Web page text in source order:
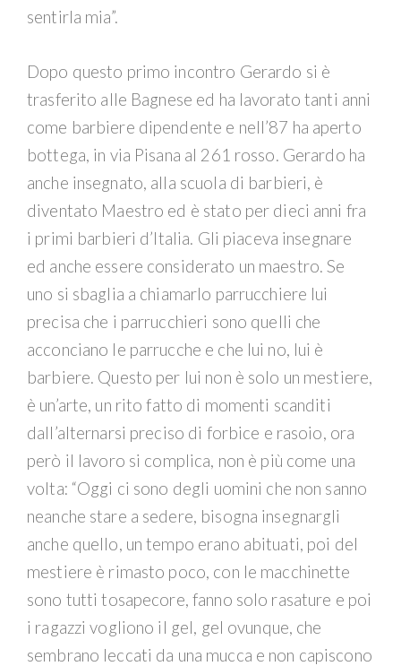
sentirla mia”.
Dopo questo primo incontro Gerardo si è
trasferito alle Bagnese ed ha lavorato tanti anni
come barbiere dipendente e nell’87 ha aperto
bottega, in via Pisana al 261 rosso. Gerardo ha
anche insegnato, alla scuola di barbieri, è
diventato Maestro ed è stato per dieci anni fra
i primi barbieri d’Italia. Gli piaceva insegnare
ed anche essere considerato un maestro. Se
uno si sbaglia a chiamarlo parrucchiere lui
precisa che i parrucchieri sono quelli che
acconciano le parrucche e che lui no, lui è
barbiere. Questo per lui non è solo un mestiere,
è un’arte, un rito fatto di momenti scanditi
dall’alternarsi preciso di forbice e rasoio, ora
però il lavoro si complica, non è più come una
volta: “Oggi ci sono degli uomini che non sanno
neanche stare a sedere, bisogna insegnargli
anche quello, un tempo erano abituati, poi del
mestiere è rimasto poco, con le macchinette
sono tutti tosapecore, fanno solo rasature e poi
i ragazzi vogliono il gel, gel ovunque, che
sembrano leccati da una mucca e non capiscono